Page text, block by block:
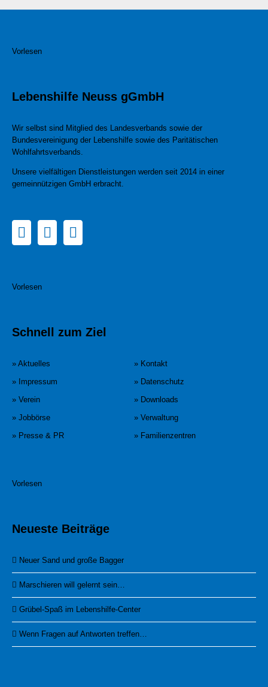
Vorlesen
Lebenshilfe Neuss gGmbH
Wir selbst sind Mitglied des Landesverbands sowie der
Bundesvereinigung der Lebenshilfe sowie des Paritätischen
Wohlfahrtsverbands.
Unsere vielfältigen Dienstleistungen werden seit 2014 in einer
gemeinnützigen GmbH erbracht.
Vorlesen
Schnell zum Ziel
» Aktuelles
» Kontakt
» Impressum
» Datenschutz
» Verein
» Downloads
» Jobbörse
» Verwaltung
» Presse & PR
» Familienzentren
Vorlesen
Neueste Beiträge
Neuer Sand und große Bagger
Marschieren will gelernt sein…
Grübel-Spaß im Lebenshilfe-Center
Wenn Fragen auf Antworten treffen…